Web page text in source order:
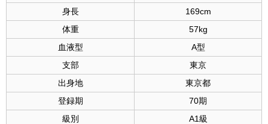
身長
169cm
体重
57kg
血液型
A型
支部
東京
出身地
東京都
登録期
70期
級別
A1級